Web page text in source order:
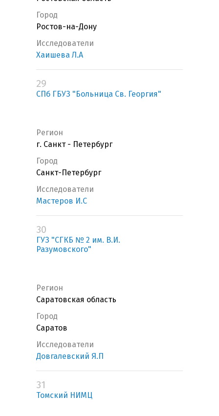
Город
Ростов-на-Дону
Исследователи
Хаишева Л.А
29
СПб ГБУЗ "Больница Св. Георгия"
Регион
г. Санкт - Петербург
Город
Санкт-Петербург
Исследователи
Мастеров И.С
30
ГУЗ "СГКБ № 2 им. В.И.
Разумовского"
Регион
Саратовская область
Город
Саратов
Исследователи
Довгалевский Я.П
31
Томский НИМЦ